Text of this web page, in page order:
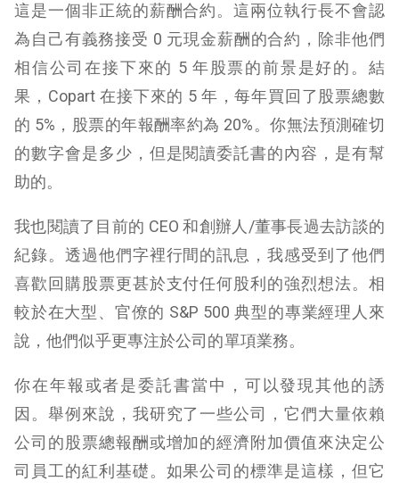
這是一個非正統的薪酬合約。這兩位執行長不會認
為自己有義務接受 0 元現金薪酬的合約，除非他們
相信公司在接下來的 5 年股票的前景是好的。結
果，Copart 在接下來的 5 年，每年買回了股票總數
的 5%，股票的年報酬率約為 20%。你無法預測確切
的數字會是多少，但是閱讀委託書的內容，是有幫
助的。
我也閱讀了目前的 CEO 和創辦人/董事長過去訪談的
紀錄。透過他們字裡行間的訊息，我感受到了他們
喜歡回購股票更甚於支付任何股利的強烈想法。相
較於在大型、官僚的 S&P 500 典型的專業經理人來
說，他們似乎更專注於公司的單項業務。
你在年報或者是委託書當中，可以發現其他的誘
因。舉例來說，我研究了一些公司，它們大量依賴
公司的股票總報酬或增加的經濟附加價值來決定公
司員工的紅利基礎。如果公司的標準是這樣，但它